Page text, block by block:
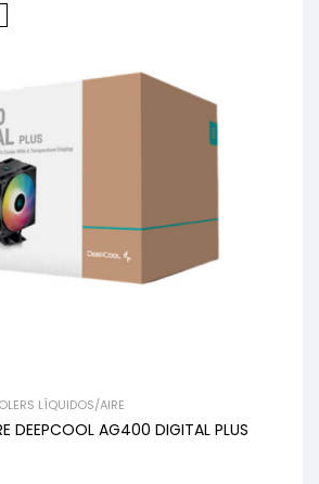
LÍQUIDOS/AIRE
DEEPCOOL AG400 DIGITAL PLUS